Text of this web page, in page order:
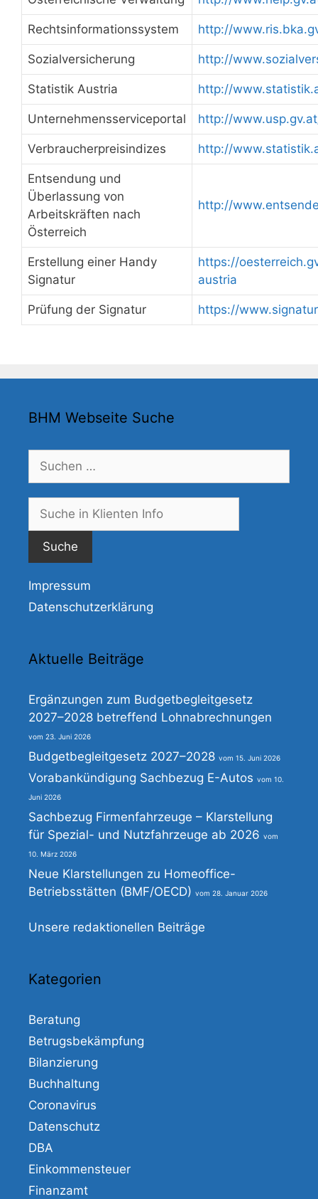
Rechtsinformationssystem http://
Sozialversicherung http://
Statistik Austria http://
Unternehmensserviceportal http://
Verbraucherpreisindizes http://
Entsendung und
Überlassung von
Arbeitskräften nach
Österreich
http://
Erstellung einer Handy
Signatur
https://
austria
Prüfung der Signatur https://
BHM Webseite Suche
Suchen
nach:
Impressum
Datenschutzerklärung
Aktuelle Beiträge
Ergänzungen zum Budgetbegleitgesetz
2027–2028 betreffend Lohnabrechnungen
23. Juni 2026
Budgetbegleitgesetz 2027–2028 15. Juni 2026
Vorabankündigung Sachbezug E-Autos 10.
Juni 2026
Sachbezug Firmenfahrzeuge – Klarstellung
für Spezial- und Nutzfahrzeuge ab 2026
10. März 2026
Neue Klarstellungen zu Homeoffice-
Betriebsstätten (BMF/OECD)
28. Januar 2026
Unsere redaktionellen Beiträge
Kategorien
Beratung
Betrugsbekämpfung
Bilanzierung
Buchhaltung
Coronavirus
Datenschutz
DBA
Einkommensteuer
Finanzamt